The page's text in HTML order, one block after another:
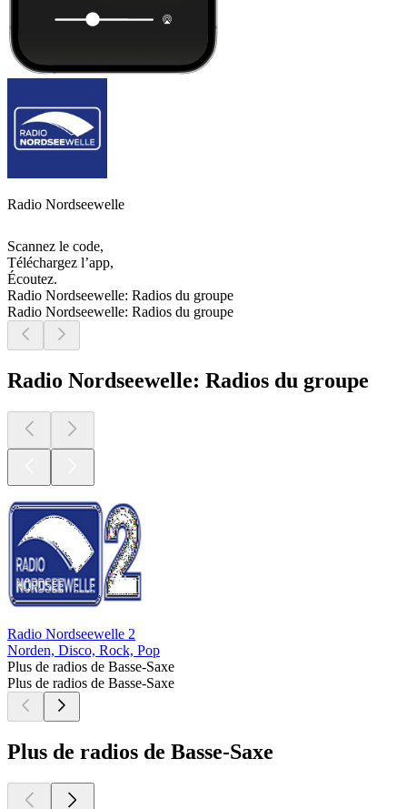
Radio Nordseewelle
Scannez le code,
Téléchargez l’app,
Écoutez.
Radio Nordseewelle: Radios du groupe
Radio Nordseewelle: Radios du groupe
Radio Nordseewelle: Radios du groupe
Radio Nordseewelle 2
Norden, Disco, Rock, Pop
Plus de radios de Basse-Saxe
Plus de radios de Basse-Saxe
Plus de radios de Basse-Saxe